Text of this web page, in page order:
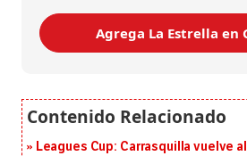
Agrega La Estrella en
Leagues Cup: Carrasquilla vuelve